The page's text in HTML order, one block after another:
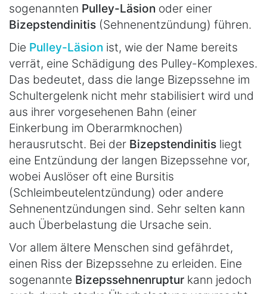
sogenannten Pulley-Läsion oder einer
Bizepstendinitis (Sehnenentzündung) führen.
Die Pulley-Läsion ist, wie der Name bereits
verrät, eine Schädigung des Pulley-Komplexes.
Das bedeutet, dass die lange Bizepssehne im
Schultergelenk nicht mehr stabilisiert wird und
aus ihrer vorgesehenen Bahn (einer
Einkerbung im Oberarmknochen)
herausrutscht. Bei der Bizepstendinitis liegt
eine Entzündung der langen Bizepssehne vor,
wobei Auslöser oft eine Bursitis
(Schleimbeutelentzündung) oder andere
Sehnenentzündungen sind. Sehr selten kann
auch Überbelastung die Ursache sein.
Vor allem ältere Menschen sind gefährdet,
einen Riss der Bizepssehne zu erleiden. Eine
sogenannte Bizepssehnenruptur kann jedoch